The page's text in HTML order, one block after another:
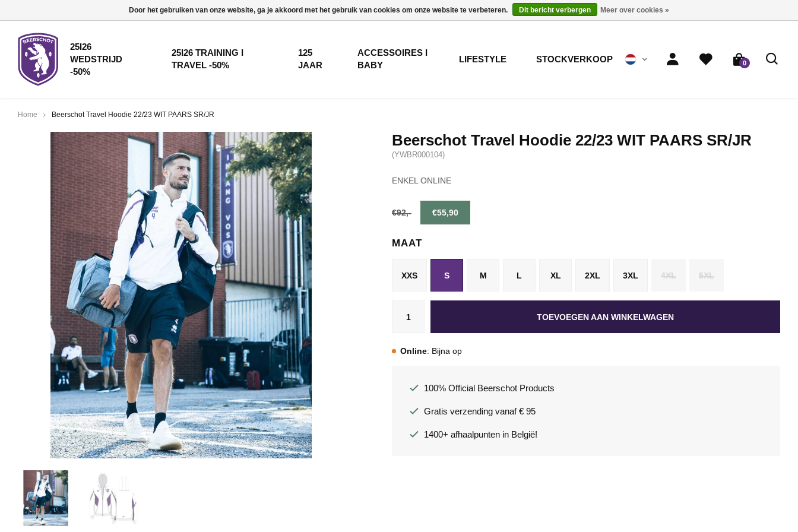
25I26
WEDSTRIJD
-50%
25I26 TRAINING I
TRAVEL -50%
125
JAAR
ACCESSOIRES I
BABY
LIFESTYLE STOCKVERKOOP 0
Home Beerschot Travel Hoodie 22/23 WIT PAARS SR/JR
Beerschot Travel Hoodie 22/23 WIT PAARS SR/JR
(YWBR000104)
ENKEL ONLINE
€92,- €55,90
MAAT
S M L XL 2XL 3XL 4XL 5XL
XXS
TOEVOEGEN AAN WINKELWAGEN
Online: Bijna op
100% Official Beerschot Products
Gratis verzending vanaf € 95
1400+ afhaalpunten in België!
Door het gebruiken van onze website, ga je akkoord met het gebruik van cookies om onze website te verbeteren. Dit bericht verbergen Meer over cookies »